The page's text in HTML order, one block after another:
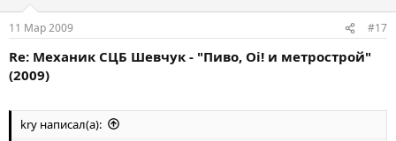
11 Мар 2009 #17
Re: Механик СЦБ Шевчук - "Пиво, Oi! и метрострой"
(2009)
kry написал(а):